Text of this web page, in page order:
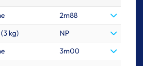
2m88
kg)
NP
3m00